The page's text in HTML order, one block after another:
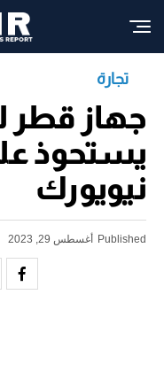
تجارة
جهاز قطر
يستحوذ
نيويورك
Published أغسطس 29, 2023